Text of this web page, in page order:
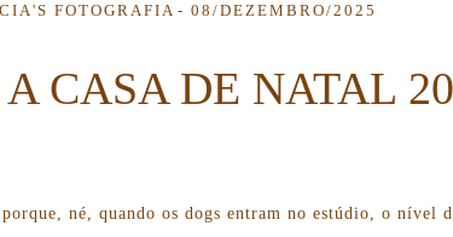
FOTOGRAFIA 08/DEZEMBRO/2025
CASA DE NATAL
né, quando os dogs entram no estúdio, o nível